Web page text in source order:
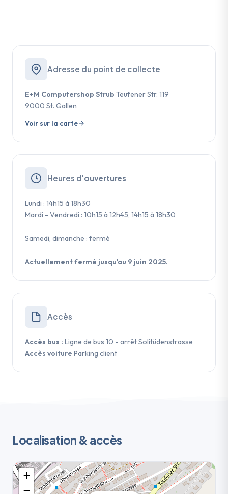
Adresse du point de collecte
E+M Computershop Strub Teufener Str. 119
9000 St. Gallen
Voir sur la carte
Heures d'ouvertures
Lundi : 14h15 à 18h30
Mardi - Vendredi : 10h15 à 12h45, 14h15 à 18h30
Samedi, dimanche : fermé
Actuellement fermé jusqu'au 9 juin 2025.
Accès
Accès bus : Ligne de bus 10 - arrêt Solitüdenstrasse
Accès voiture Parking client
Localisation & accès
+
−